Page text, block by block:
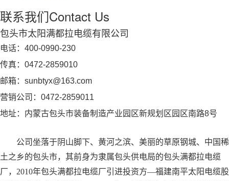
联系我们Contact Us
包头市太阳满都拉电缆有限公司
电话：400-0990-230
传真：0472-2859010
邮箱：sunbtyx@163.com
营销公司：0472-2859011
地址：内蒙古包头市装备制造产业园区新规划区园区南路8号
公司坐落于阴山脚下、黄河之滨、美丽的草原钢城、中国稀
土之乡的包头市，其前身为隶属包头供电局的包头满都拉电缆
厂，2010年包头满都拉电缆厂引进投资方—福建南平太阳电缆股